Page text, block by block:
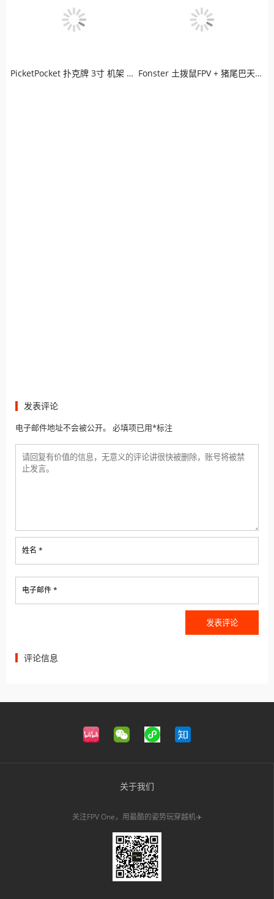
PicketPocket 扑克牌 3寸 机架 LED炫彩版穿越机 Fonster 土拨鼠FPV + 猪尾巴天线 + 极光高清图传
发表评论
电子邮件地址不会被公开。 必填项已用*标注
姓名 *
电子邮件 *
评论信息
关于我们
关注FPV One，用最酷的姿势玩穿越机✈️